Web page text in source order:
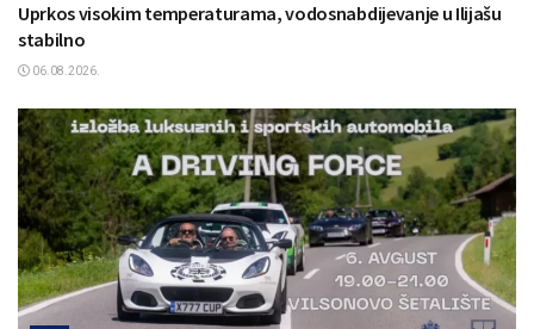
Uprkos visokim temperaturama, vodosnabdijevanje u Ilijašu
stabilno
06.08.2026.